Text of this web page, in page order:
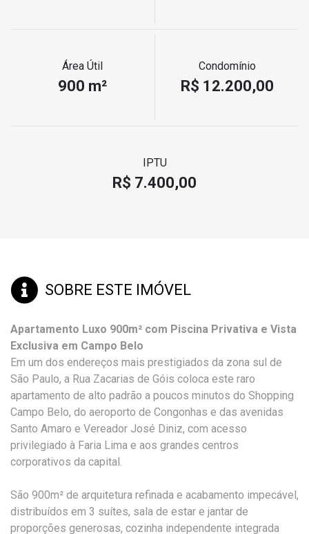
Área Útil
900 m²
Condomínio
R$ 12.200,00
IPTU
R$ 7.400,00
SOBRE ESTE IMÓVEL
Apartamento Luxo 900m² com Piscina Privativa e Vista
Exclusiva em Campo Belo
Em um dos endereços mais prestigiados da zona sul de
São Paulo, a Rua Zacarias de Góis coloca este raro
apartamento de alto padrão a poucos minutos do Shopping
Campo Belo, do aeroporto de Congonhas e das avenidas
Santo Amaro e Vereador José Diniz, com acesso
privilegiado à Faria Lima e aos grandes centros
corporativos da capital.
São 900m² de arquitetura refinada e acabamento impecável,
distribuídos em 3 suítes, sala de estar e jantar de
proporções generosas, cozinha independente integrada